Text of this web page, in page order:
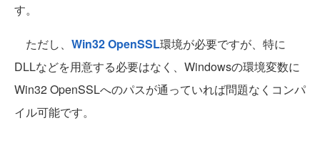
す。
ただし、 Win32 OpenSSL環境が必要ですが、特に
DLLなどを用意する必要はなく、Windowsの環境変数に
Win32 OpenSSLへのパスが通っていれば問題なくコンパ
イル可能です。